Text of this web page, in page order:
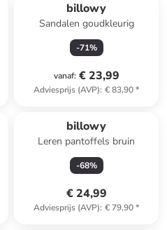
billowy
Sandalen goudkleurig
-71%
vanaf: € 23,99
Adviesprijs (AVP): € 83,90*
billowy
Leren pantoffels bruin
-68%
€ 24,99
Adviesprijs (AVP): € 79,90*